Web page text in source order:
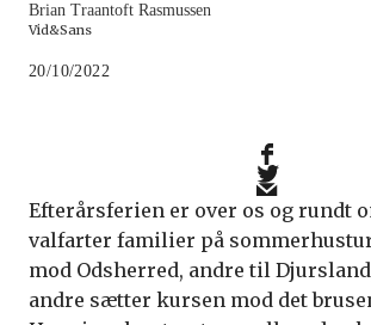
Brian Traantoft Rasmussen
Vid&Sans
20/10/2022
Efterårsferien er over os og rundt
valfarter familier på
mod Odsherred, andre til
andre sætter kursen mod det